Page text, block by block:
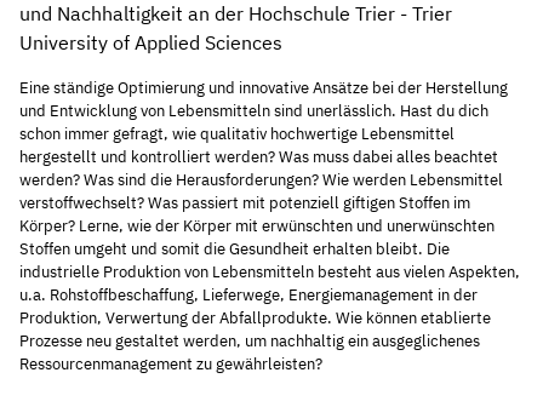
und Nachhaltigkeit an der Hochschule Trier - Trier
University of Applied Sciences
Eine ständige Optimierung und innovative Ansätze bei der Herstellung
und Entwicklung von Lebensmitteln sind unerlässlich. Hast du dich
schon immer gefragt, wie qualitativ hochwertige Lebensmittel
hergestellt und kontrolliert werden? Was muss dabei alles beachtet
werden? Was sind die Herausforderungen? Wie werden Lebensmittel
verstoffwechselt? Was passiert mit potenziell giftigen Stoffen im
Körper? Lerne, wie der Körper mit erwünschten und unerwünschten
Stoffen umgeht und somit die Gesundheit erhalten bleibt. Die
industrielle Produktion von Lebensmitteln besteht aus vielen Aspekten,
u.a. Rohstoffbeschaffung, Lieferwege, Energiemanagement in der
Produktion, Verwertung der Abfallprodukte. Wie können etablierte
Prozesse neu gestaltet werden, um nachhaltig ein ausgeglichenes
Ressourcenmanagement zu gewährleisten?